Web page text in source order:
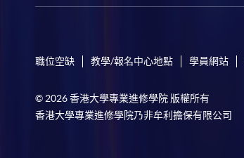
職位空缺 教學/報名中心地點 學員網站
© 2026 香港大學專業進修學院 版權所有
香港大學專業進修學院乃非牟利擔保有限公司